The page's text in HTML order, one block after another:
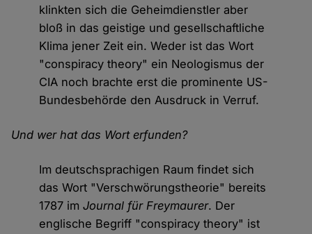
klinkten sich die Geheimdienstler aber
bloß in das geistige und gesellschaftliche
Klima jener Zeit ein. Weder ist das Wort
"conspiracy theory" ein Neologismus der
CIA noch brachte erst die prominente US-
Bundesbehörde den Ausdruck in Verruf.
Und wer hat das Wort erfunden?
Im deutschsprachigen Raum findet sich
das Wort "Verschwörungstheorie" bereits
1787 imJournal für Freymaurer. Der
englische Begriff "conspiracy theory" ist